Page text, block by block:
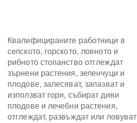
Квалифицираните работници в
селското, горското, ловното и
рибното стопанство отглеждат
зърнени растения, зеленчуци и
плодове, залесяват, запазват и
използват гори, събират диви
плодове и лечебни растения,
отглеждат, развъждат или ловуват